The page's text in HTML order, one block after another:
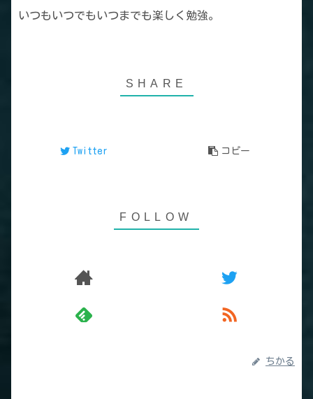
いつもいつでもいつまでも楽しく勉強。
Twitter コピー
ちかる